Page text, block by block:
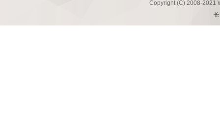
Copyright (C) 2008-2021